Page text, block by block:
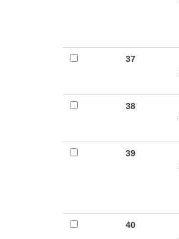
37
38
39
40